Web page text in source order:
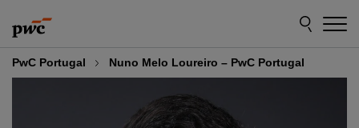
to
content
to
footer
PwC Portugal Nuno Melo Loureiro – PwC Portugal